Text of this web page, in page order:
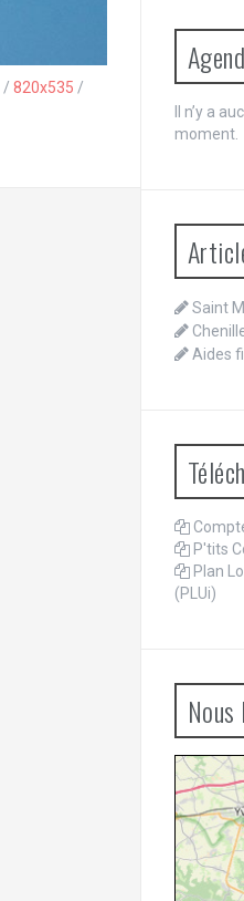
/ 820x535 /
Il n’y a
moment.
Saint
Aides
P'tits
Plan
(PLUi)